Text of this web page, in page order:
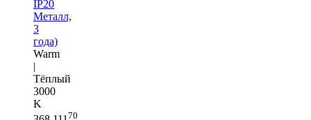
IP20
Металл,
3
года)
Warm
|
Тёплый
3000
K
70